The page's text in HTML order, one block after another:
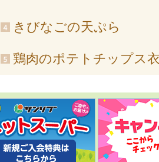
きびなごの天ぷら
鶏肉のポテトチップス